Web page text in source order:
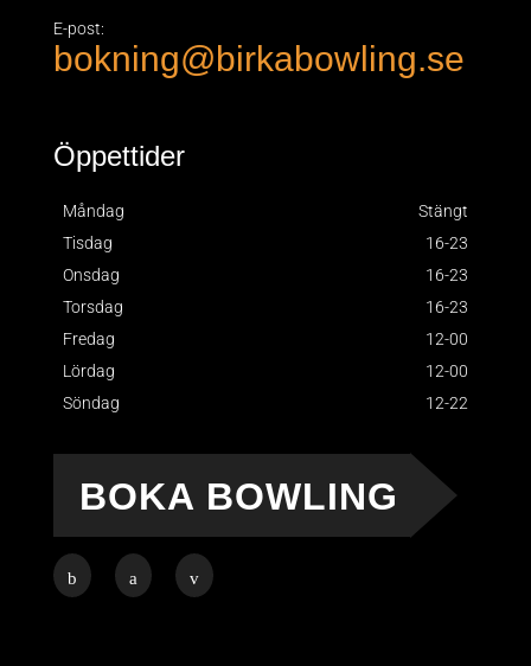
E-post:
bokning@birkabowling.se
Öppettider
Måndag
Stängt
Tisdag
16-23
Onsdag
16-23
Torsdag
16-23
Fredag
12-00
Lördag
12-00
Söndag
12-22
BOKA BOWLING